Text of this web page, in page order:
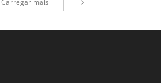
Carregar mais